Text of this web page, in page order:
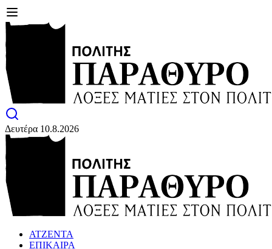
Δευτέρα 10.8.2026
ΑΤΖΕΝΤΑ
ΕΠΙΚΑΙΡΑ